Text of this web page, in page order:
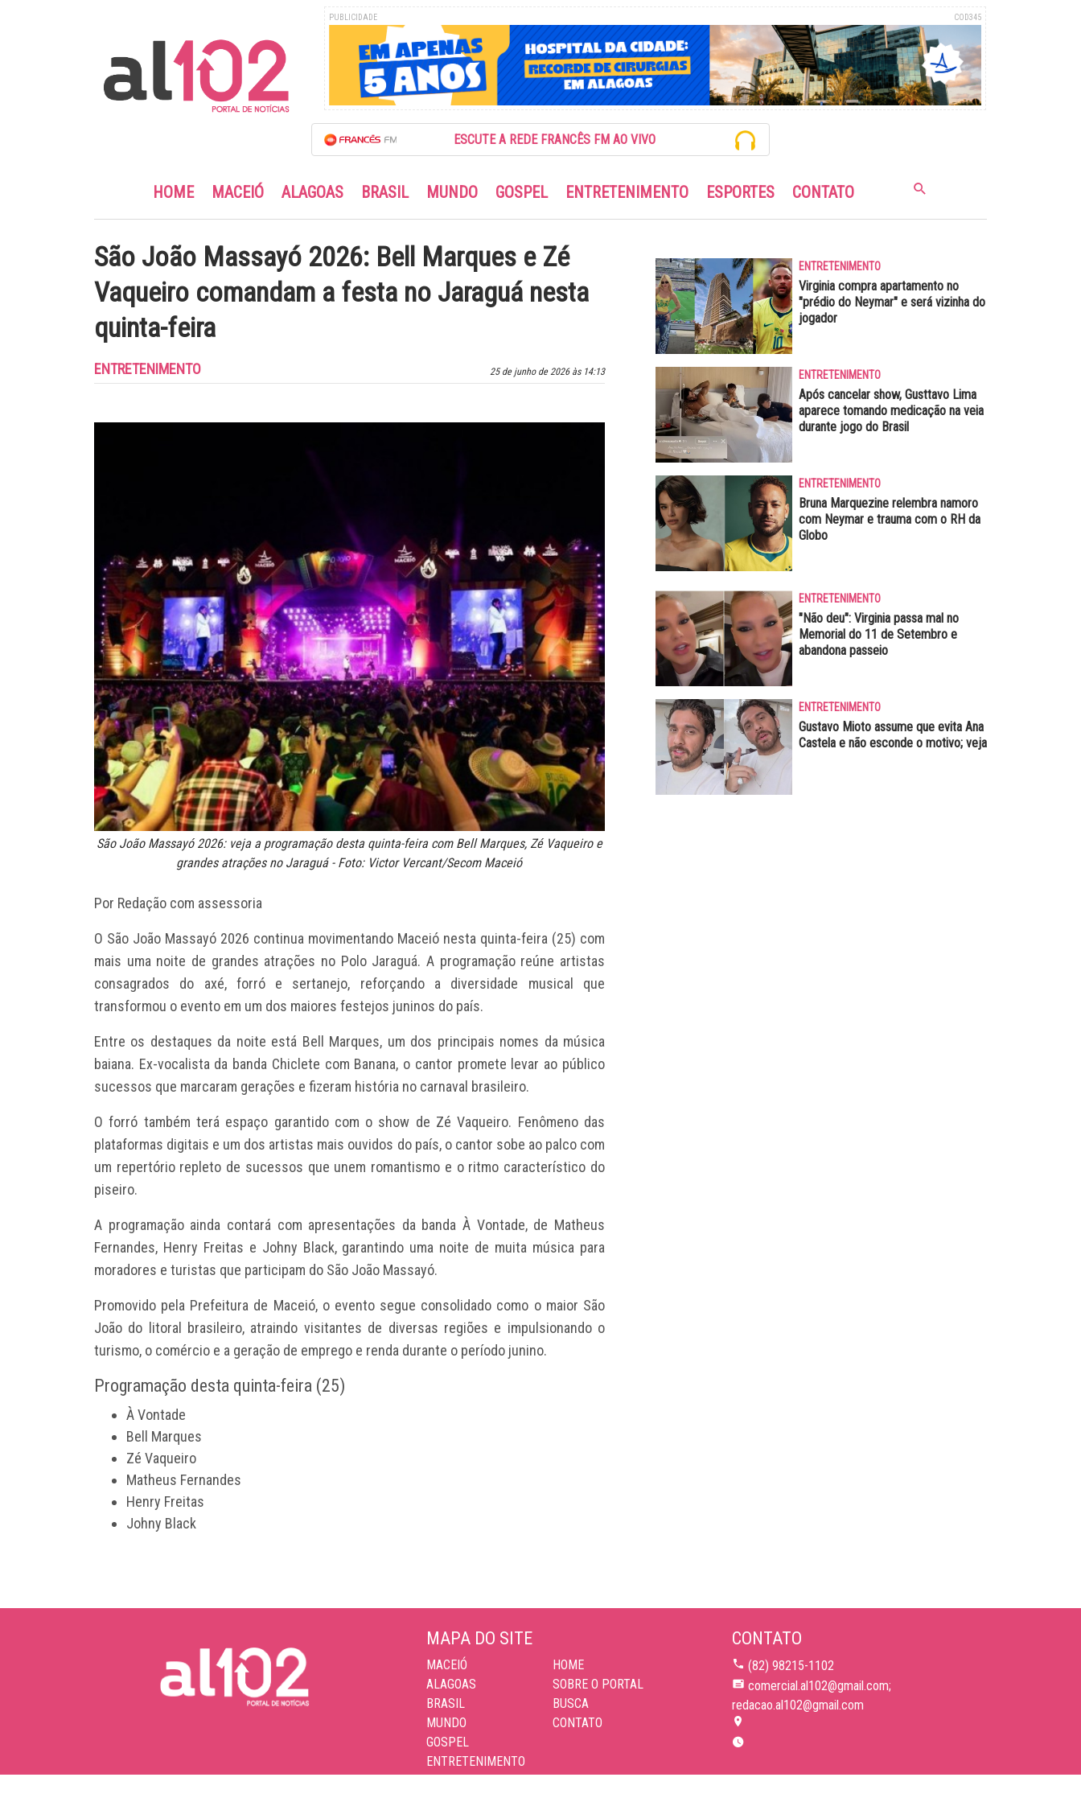
PUBLICIDADE COD345
ESCUTE A REDE FRANCÊS FM AO VIVO
HOME MACEIÓ ALAGOAS BRASIL MUNDO GOSPEL ENTRETENIMENTO ESPORTES CONTATO
São João Massayó 2026: Bell Marques e Zé
Vaqueiro comandam a festa no Jaraguá nesta
quinta-feira
25 de junho de 2026 às 14:13
ENTRETENIMENTO
São João Massayó 2026: veja a programação desta quinta-feira com Bell Marques, Zé Vaqueiro e
grandes atrações no Jaraguá - Foto: Victor Vercant/Secom Maceió
Por Redação com assessoria
O São João Massayó 2026 continua movimentando Maceió nesta quinta-feira (25) com
mais uma noite de grandes atrações no Polo Jaraguá. A programação reúne artistas
consagrados do axé, forró e sertanejo, reforçando a diversidade musical que
transformou o evento em um dos maiores festejos juninos do país.
Entre os destaques da noite está Bell Marques, um dos principais nomes da música
baiana. Ex-vocalista da banda Chiclete com Banana, o cantor promete levar ao público
sucessos que marcaram gerações e fizeram história no carnaval brasileiro.
O forró também terá espaço garantido com o show de Zé Vaqueiro. Fenômeno das
plataformas digitais e um dos artistas mais ouvidos do país, o cantor sobe ao palco com
um repertório repleto de sucessos que unem romantismo e o ritmo característico do
piseiro.
A programação ainda contará com apresentações da banda À Vontade, de Matheus
Fernandes, Henry Freitas e Johny Black, garantindo uma noite de muita música para
moradores e turistas que participam do São João Massayó.
Promovido pela Prefeitura de Maceió, o evento segue consolidado como o maior São
João do litoral brasileiro, atraindo visitantes de diversas regiões e impulsionando o
turismo, o comércio e a geração de emprego e renda durante o período junino.
Programação desta quinta-feira (25)
À Vontade
Bell Marques
Zé Vaqueiro
Matheus Fernandes
Henry Freitas
Johny Black
ENTRETENIMENTO
Virginia compra apartamento no
"prédio do Neymar" e será vizinha do
jogador
ENTRETENIMENTO
Após cancelar show, Gusttavo Lima
aparece tomando medicação na veia
durante jogo do Brasil
ENTRETENIMENTO
Bruna Marquezine relembra namoro
com Neymar e trauma com o RH da
Globo
ENTRETENIMENTO
"Não deu": Virginia passa mal no
Memorial do 11 de Setembro e
abandona passeio
ENTRETENIMENTO
Gustavo Mioto assume que evita Ana
Castela e não esconde o motivo; veja
MAPA DO SITE
MACEIÓ
ALAGOAS
BRASIL
MUNDO
GOSPEL
ENTRETENIMENTO
HOME
SOBRE O PORTAL
BUSCA
CONTATO
CONTATO
(82) 98215-1102
comercial.al102@gmail.com;
redacao.al102@gmail.com